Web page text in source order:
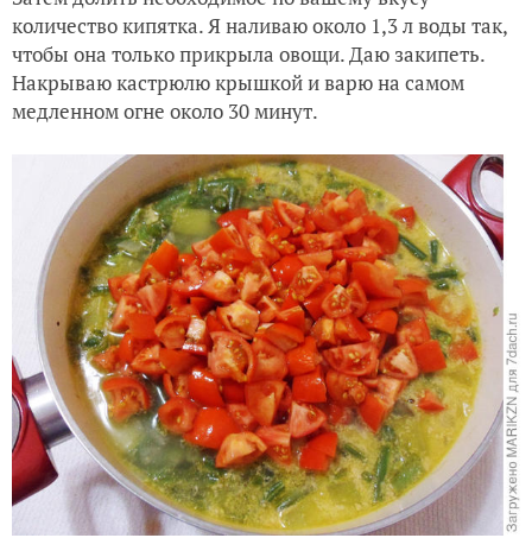
количество кипятка. Я наливаю около 1,3 л воды так,
чтобы она только прикрыла овощи. Даю закипеть.
Накрываю кастрюлю крышкой и варю на самом
медленном огне около 30 минут.